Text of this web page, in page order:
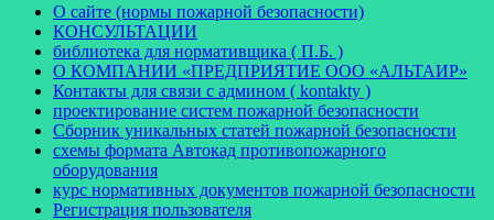
О сайте (нормы пожарной безопасности)
КОНСУЛЬТАЦИИ
библиотека для нормативщика ( П.Б. )
О КОМПАНИИ «ПРЕДПРИЯТИЕ ООО «АЛЬТАИР»
Контакты для связи с админом ( kontakty )
проектирование систем пожарной безопасности
Сборник уникальных статей пожарной безопасности
схемы формата Автокад противопожарного
оборудования
курс нормативных документов пожарной безопасности
Регистрация пользователя